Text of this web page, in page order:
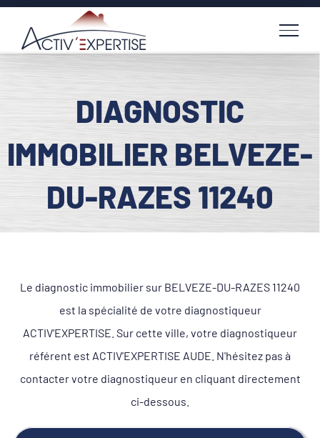
Passer
contenu
DIAGNOSTIC
IMMOBILIER BELVEZE-
DU-RAZES 11240
Le diagnostic immobilier sur BELVEZE-DU-RAZES 11240
est la spécialité de votre diagnostiqueur
ACTIV'EXPERTISE. Sur cette ville, votre diagnostiqueur
référent est ACTIV'EXPERTISE AUDE. N'hésitez pas à
contacter votre diagnostiqueur en cliquant directement
ci-dessous.